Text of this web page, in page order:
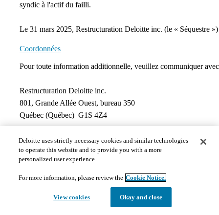
syndic à l'actif du failli.
Le 31 mars 2025, Restructuration Deloitte inc. (le « Séquestre
Coordonnées
​Pour toute information additionnelle, veuillez communiquer
Restructuration Deloitte inc.
801, Grande Allée Ouest, bureau 350
Québec (Québec) G1S 4Z4
Courriel : reclamation-claim@deloitte.ca
Documents
Les documents publiés dans cette page peuvent ne pas
documents publics, en temps opportun et de manière
Deloitte uses strictly necessary cookies and similar technologies
to operate this website and to provide you with a more
personalized user experience.
For more information, please review the Cookie Notice.
View cookies Okay and close